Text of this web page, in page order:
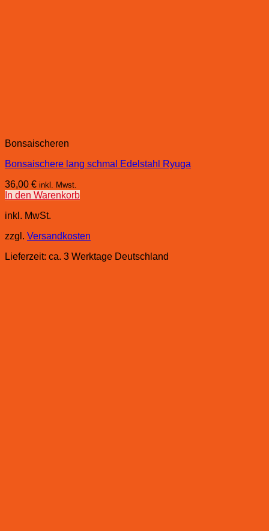
Bonsaischeren
Bonsaischere lang schmal Edelstahl Ryuga
36,00 € inkl. Mwst.
In den Warenkorb
inkl. MwSt.
zzgl. Versandkosten
Lieferzeit: ca. 3 Werktage Deutschland